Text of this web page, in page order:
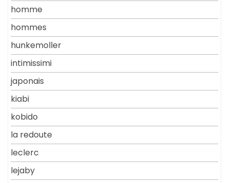
homme
hommes
hunkemoller
intimissimi
japonais
kiabi
kobido
la redoute
leclerc
lejaby